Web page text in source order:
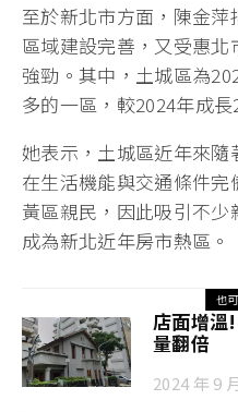
至於新北市方面，陳金萍
區域建設完善，又受惠
強勁。其中，土城區為
多的一區，較2024年成長
她表示，土城區近年來隨
在生活機能與交通條件
黃區親民，因此吸引不少
成為新北近年房市熱區。
也
店面增溫
量翻倍
2024 年 9